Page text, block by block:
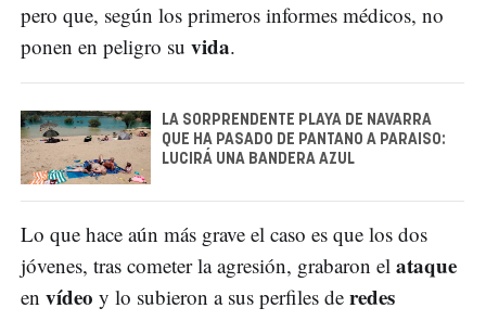
pero que, según los primeros informes médicos, no
ponen en peligro su vida.
LA SORPRENDENTE PLAYA DE NAVARRA
QUE HA PASADO DE PANTANO A PARAISO:
LUCIRÁ UNA BANDERA AZUL
Lo que hace aún más grave el caso es que los dos
jóvenes, tras cometer la agresión, grabaron el ataque
en vídeo y lo subieron a sus perfiles de redes